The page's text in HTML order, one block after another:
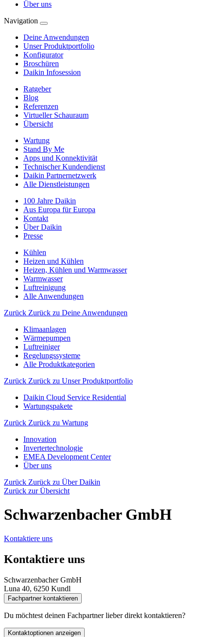
Über uns
Navigation
Deine Anwendungen
Unser Produktportfolio
Konfigurator
Broschüren
Daikin Infosession
Ratgeber
Blog
Referenzen
Virtueller Schauraum
Übersicht
Wartung
Stand By Me
Apps und Konnektivität
Technischer Kundendienst
Daikin Partnernetzwerk
Alle Dienstleistungen
100 Jahre Daikin
Aus Europa für Europa
Kontakt
Über Daikin
Presse
Kühlen
Heizen und Kühlen
Heizen, Kühlen und Warmwasser
Warmwasser
Luftreinigung
Alle Anwendungen
Zurück Zurück zu Deine Anwendungen
Klimaanlagen
Wärmepumpen
Luftreiniger
Regelungssysteme
Alle Produktkategorien
Zurück Zurück zu Unser Produktportfolio
Daikin Cloud Service Residential
Wartungspakete
Zurück Zurück zu Wartung
Innovation
Invertertechnologie
EMEA Development Center
Über uns
Zurück Zurück zu Über Daikin
Zurück zur Übersicht
Schwarzenbacher GmbH
Kontaktiere uns
Kontaktiere uns
Schwarzenbacher GmbH
Luna 40, 6250 Kundl
Fachpartner kontaktieren
Du möchtest deinen Fachpartner lieber direkt kontaktieren?
Kontaktoptionen anzeigen